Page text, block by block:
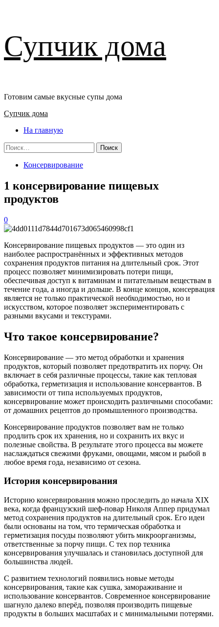
к
содержимому
Супчик дома
Готовим самые вкусные супы дома
Основное
Супчик дома
На главную
Найти:
Консервирование
1 консервирование пищевых
продуктов
0
Консервирование пищевых продуктов — это один из
наиболее распространённых и эффективных методов
сохранения продуктов питания на длительный срок. Этот
процесс позволяет минимизировать потери пищи,
обеспечивая доступ к витаминам и питательным веществам в
течение года, а иногда и дольше. В конце концов, консервация
является не только практической необходимостью, но и
искусством, которое позволяет экспериментировать с
разными вкусами и текстурами.
Что такое консервирование?
Консервирование — это метод обработки и хранения
продуктов, который позволяет предотвратить их порчу. Он
включает в себя различные процессы, такие как тепловая
обработка, герметизация и использование консервантов. В
зависимости от типа используемых продуктов,
консервирование может происходить различными способами:
от домашних рецептов до промышленного производства.
Консервирование продуктов позволяет вам не только
продлить срок их хранения, но и сохранить их вкус и
полезные свойства. В результате этого процесса вы можете
наслаждаться свежими фруками, овощами, мясом и рыбой в
любое время года, независимо от сезона.
История консервирования
Историю консервирования можно проследить до начала XIX
века, когда французский шеф-повар Николя Аппер придумал
метод сохранения продуктов на длительный срок. Его идеи
были основаны на том, что термическая обработка и
герметизация посуды позволяют убить микроорганизмы,
ответственные за порчу пищи. С тех пор техника
консервирования улучшалась и становилась доступной для
большинства людей.
С развитием технологий появились новые методы
консервирования, такие как сушка, замораживание и
использование консервантов. Современное консервирование
шагнуло далеко вперёд, позволяя производить пищевые
продукты в больших масштабах и с минимальными потерями.